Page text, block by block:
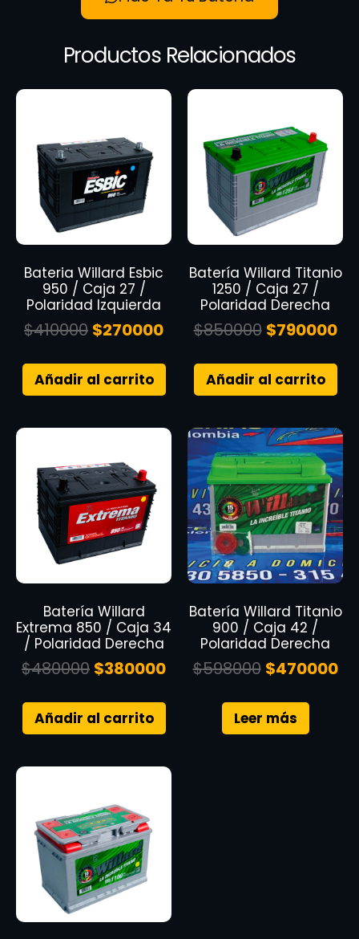
Productos Relacionados
Bateria Willard Esbic
950 / Caja 27 /
Polaridad Izquierda
$410000 $270000
Añadir al carrito
Batería Willard Titanio
1250 / Caja 27 /
Polaridad Derecha
$850000 $790000
Añadir al carrito
Batería Willard
Extrema 850 / Caja 34
/ Polaridad Derecha
$480000 $380000
Añadir al carrito
Batería Willard Titanio
900 / Caja 42 /
Polaridad Derecha
$598000 $470000
Leer más